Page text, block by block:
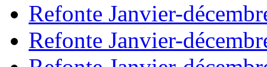
Refonte Janvier-
Refonte Janvier-